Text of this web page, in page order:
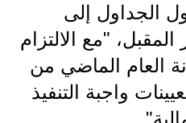
المرحلة المتوسطة
المرحلة الاعدادية
دروس
الجداول إلى
"مع الالتزام
العام الماضي من
واجبة التنفيذ